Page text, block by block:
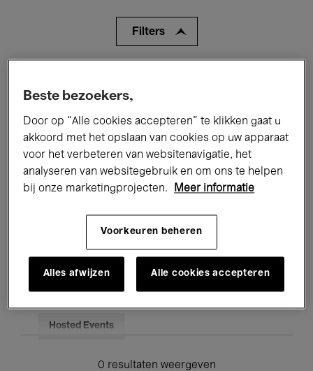
Filters
Performances Lezingen & Debatten
Jazz Klassieke Muziek Global Music
Onderwijs Rondleidingen
Hosted Events
0 resultaten weergeven
Beste bezoekers,
Door op “Alle cookies accepteren” te klikken gaat u
akkoord met het opslaan van cookies op uw apparaat
voor het verbeteren van websitenavigatie, het
analyseren van websitegebruik en om ons te helpen
bij onze marketingprojecten.
Meer informatie
Voorkeuren beheren
Alles afwijzen Alle cookies accepteren